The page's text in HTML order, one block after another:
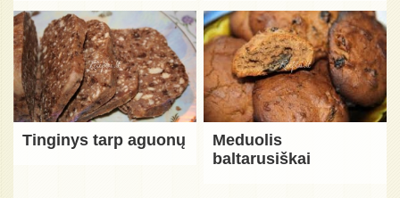
Tinginys tarp aguonų
Meduolis
baltarusiškai